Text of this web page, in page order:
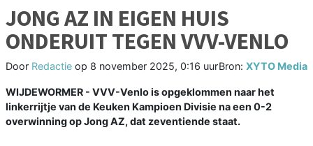
JONG AZ IN EIGEN HUIS
ONDERUIT TEGEN VVV-VENLO
Door Redactie op 8 november 2025, 0:16 uurBron: XYTO Media
WIJDEWORMER - VVV-Venlo is opgeklommen naar het
linkerrijtje van de Keuken Kampioen Divisie na een 0-2
overwinning op Jong AZ, dat zeventiende staat.